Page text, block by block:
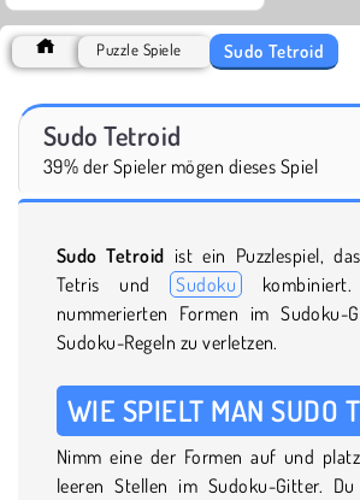
Puzzle Spiele Sudo Tetroid
Sudo Tetroid
39% der Spieler mögen dieses Spiel
Sudo Tetroid ist ein Puzzlespiel,
Tetris und Sudoku
nummerierten Formen im Sudoku-
Sudoku-Regeln zu verletzen.
WIE SPIELT MAN SUDO
Nimm eine der Formen auf und
leeren Stellen im Sudoku-Gitter.